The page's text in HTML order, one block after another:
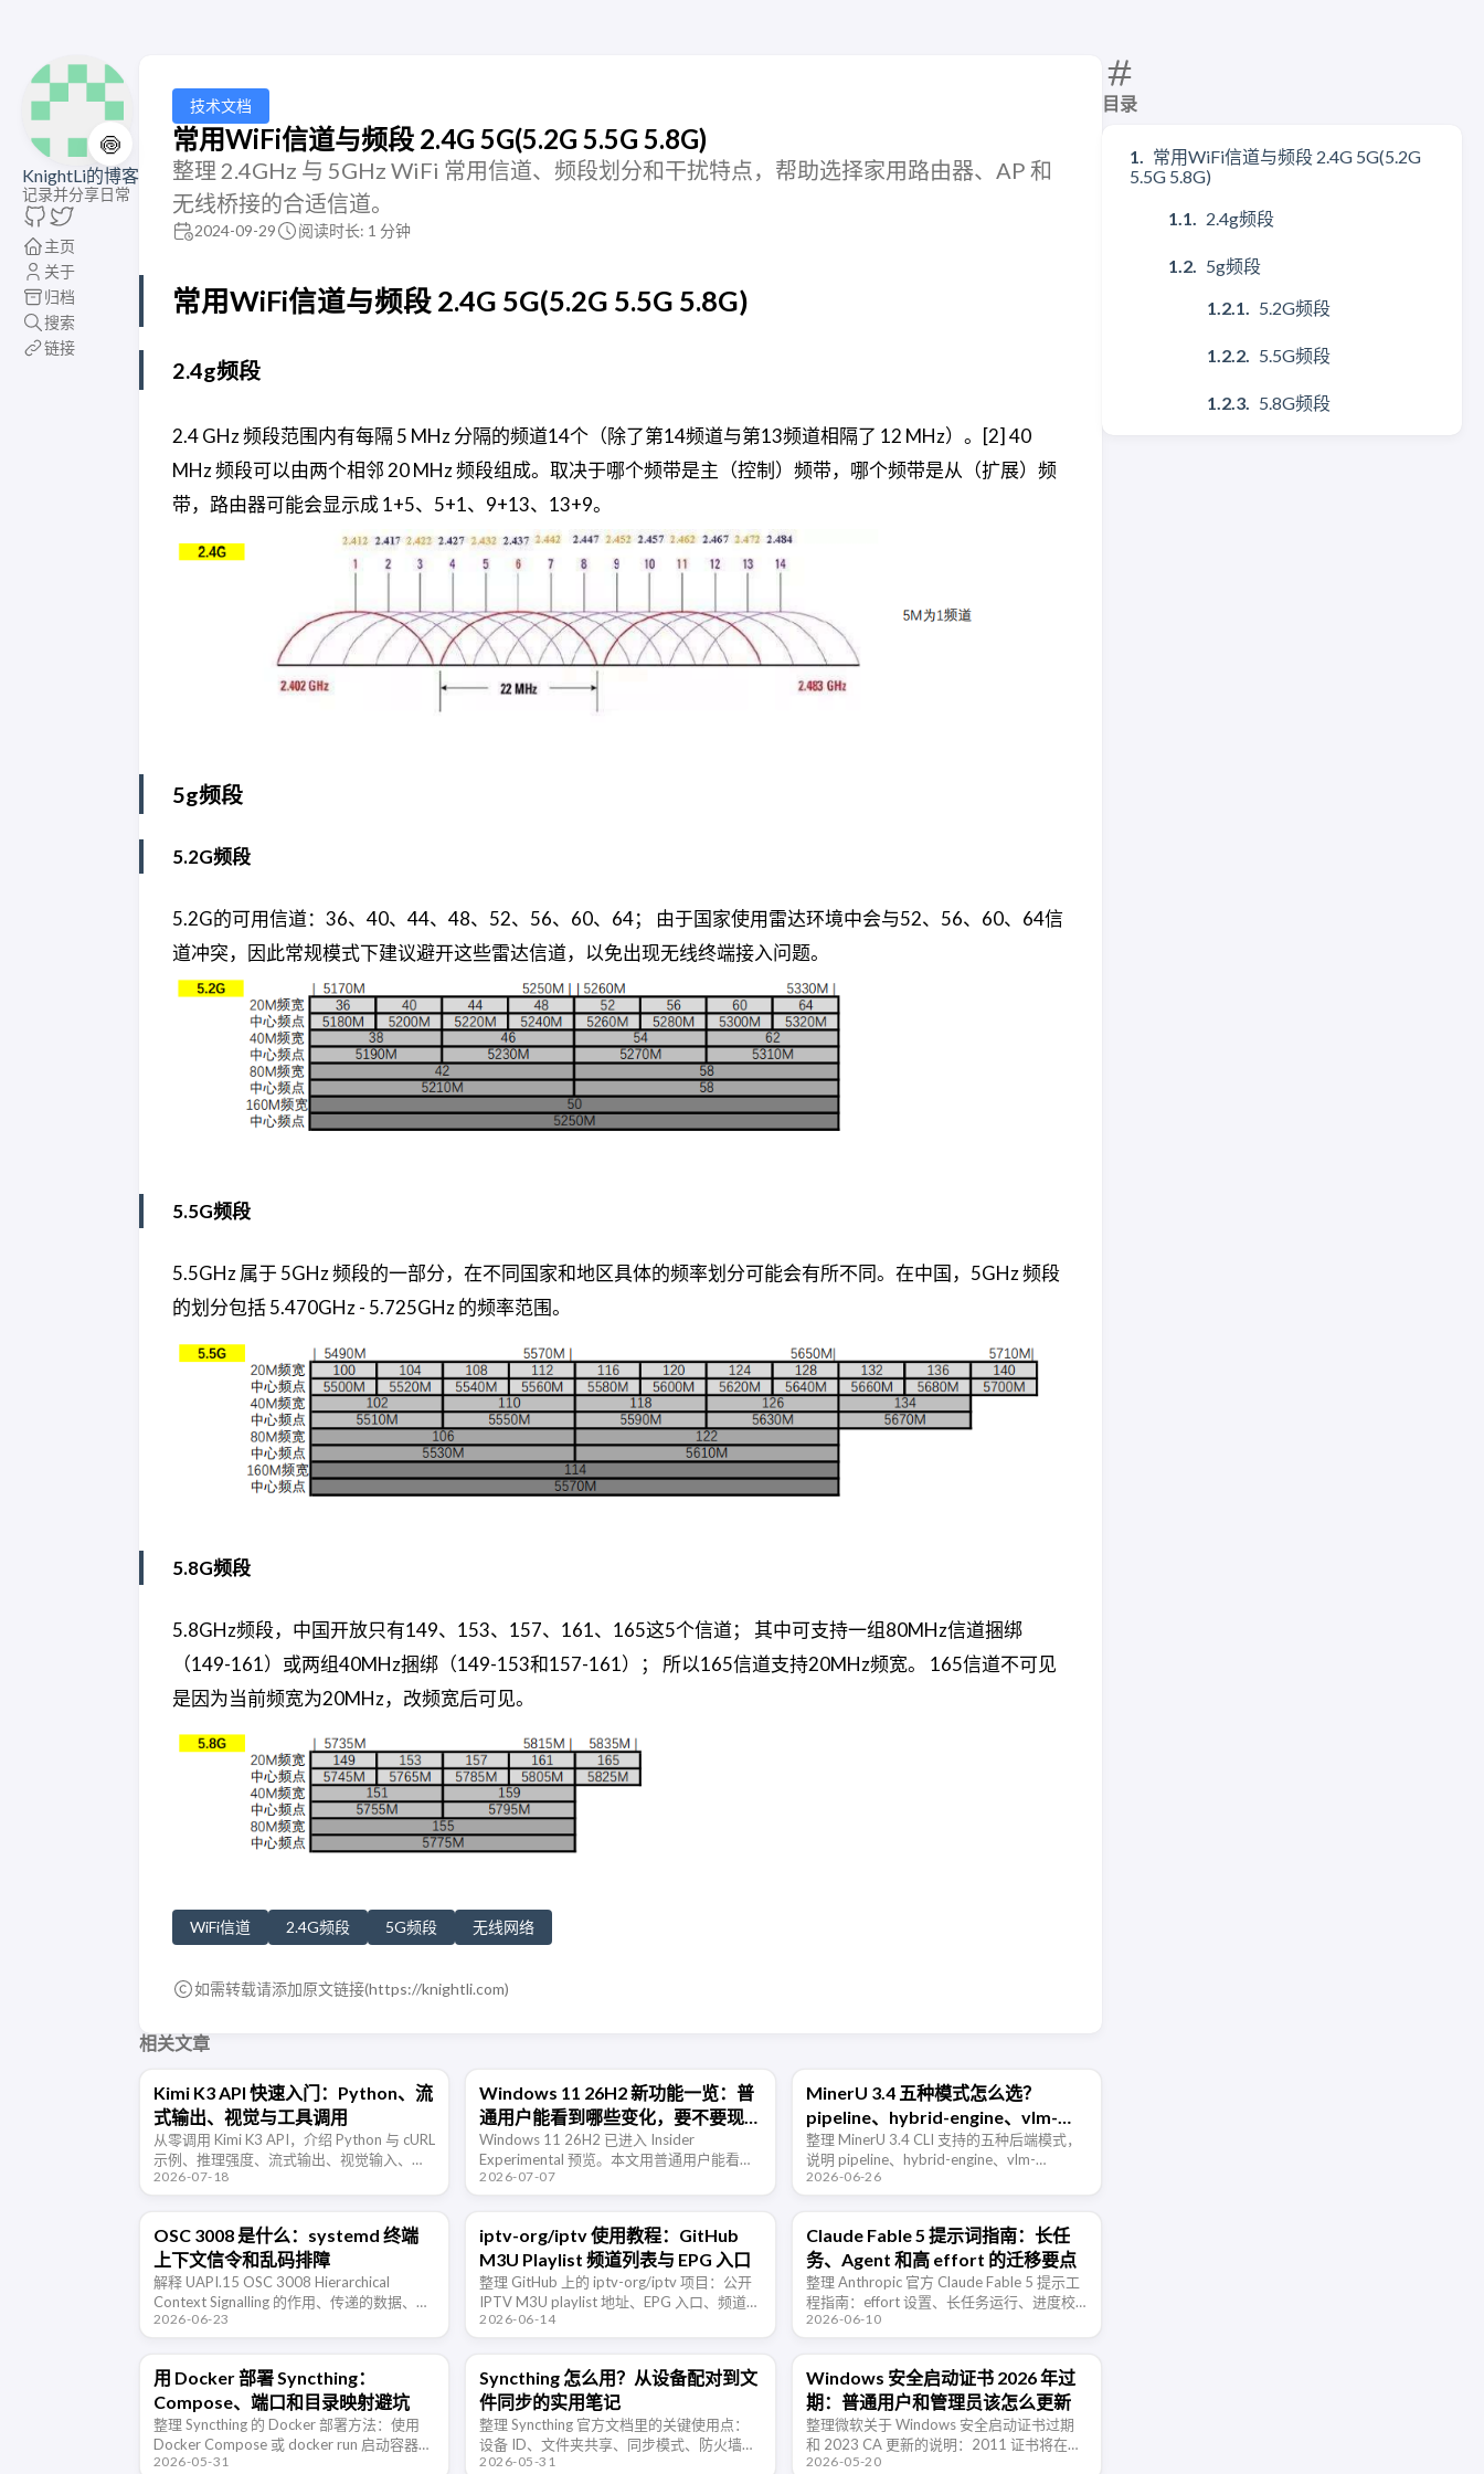
🍥
KnightLi的博客
记录并分享日常
主页
关于
归档
搜索
链接
目录
常用WiFi信道与频段 2.4G 5G(5.2G
5.5G 5.8G)
2.4g频段
5g频段
5.2G频段
5.5G频段
5.8G频段
技术文档
常用WiFi信道与频段 2.4G 5G(5.2G 5.5G 5.8G)
整理 2.4GHz 与 5GHz WiFi 常用信道、频段划分和干扰特点，帮助选择家用路由器、AP 和
无线桥接的合适信道。
2024-09-29 阅读时长: 1 分钟
常用WiFi信道与频段 2.4G 5G(5.2G 5.5G 5.8G)
2.4g频段
2.4 GHz 频段范围内有每隔 5 MHz 分隔的频道14个（除了第14频道与第13频道相隔了 12 MHz）。[2] 40
MHz 频段可以由两个相邻 20 MHz 频段组成。取决于哪个频带是主（控制）频带，哪个频带是从（扩展）频
带，路由器可能会显示成 1+5、5+1、9+13、13+9。
5g频段
5.2G频段
5.2G的可用信道：36、40、44、48、52、56、60、64； 由于国家使用雷达环境中会与52、56、60、64信
道冲突，因此常规模式下建议避开这些雷达信道，以免出现无线终端接入问题。
5.5G频段
5.5GHz 属于 5GHz 频段的一部分，在不同国家和地区具体的频率划分可能会有所不同。在中国，5GHz 频段
的划分包括 5.470GHz - 5.725GHz 的频率范围。
5.8G频段
5.8GHz频段，中国开放只有149、153、157、161、165这5个信道； 其中可支持一组80MHz信道捆绑
（149-161）或两组40MHz捆绑（149-153和157-161）； 所以165信道支持20MHz频宽。 165信道不可见
是因为当前频宽为20MHz，改频宽后可见。
WiFi信道 2.4G频段 5G频段 无线网络
如需转载请添加原文链接(https://knightli.com)
相关文章
Kimi K3 API 快速入门：Python、流
式输出、视觉与工具调用
从零调用 Kimi K3 API，介绍 Python 与 cURL
示例、推理强度、流式输出、视觉输入、结
构化输出、工具调用及 1M 上下文限制。
2026-07-18
Windows 11 26H2 新功能一览：普
通用户能看到哪些变化，要不要现
在升级
Windows 11 26H2 已进入 Insider
Experimental 预览。本文用普通用户能看懂
的方式梳理新功能、体验变化、升级方式和
2026-07-07
MinerU 3.4 五种模式怎么选？
pipeline、hybrid-engine、vlm-
engine、hybrid-http-client、vlm-
http-client 一篇看懂
整理 MinerU 3.4 CLI 支持的五种后端模式，
说明 pipeline、hybrid-engine、vlm-
engine、hybrid-http-client 和 …
2026-06-26
OSC 3008 是什么：systemd 终端
上下文信令和乱码排障
解释 UAPI.15 OSC 3008 Hierarchical
Context Signalling 的作用、传递的数据、典
型场景，以及在旧终端、堡垒机或不兼容环
2026-06-23
iptv-org/iptv 使用教程：GitHub
M3U Playlist 频道列表与 EPG 入口
整理 GitHub 上的 iptv-org/iptv 项目：公开
IPTV M3U playlist 地址、EPG 入口、频道数
据库、地区/语言筛选方式，以及用 VLC、
2026-06-14
Claude Fable 5 提示词指南：长任
务、Agent 和高 effort 的迁移要点
整理 Anthropic 官方 Claude Fable 5 提示工
程指南：effort 设置、长任务运行、进度校
验、边界约束、子 Agent、记忆系统和迁移
2026-06-10
用 Docker 部署 Syncthing：
Compose、端口和目录映射避坑
整理 Syncthing 的 Docker 部署方法：使用
Docker Compose 或 docker run 启动容器，
正确映射配置目录和同步目录，并处理端
2026-05-31
Syncthing 怎么用？从设备配对到文
件同步的实用笔记
整理 Syncthing 官方文档里的关键使用点：
设备 ID、文件夹共享、同步模式、防火墙端
口、忽略规则、文件版本、安全边界，以及
2026-05-31
Windows 安全启动证书 2026 年过
期：普通用户和管理员该怎么更新
整理微软关于 Windows 安全启动证书过期
和 2023 CA 更新的说明：2011 证书将在
2026 年开始过期，设备需要通过
2026-05-20